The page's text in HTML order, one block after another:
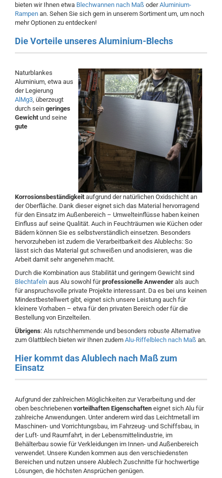
bieten wir Ihnen etwa Blechwannen nach Maß oderAluminium-
Rampen an. Sehen Sie sich gern in unserem Sortiment um, um noch
mehr Optionen zu entdecken!
Die Vorteile unseres Aluminium-Blechs
Naturblankes
Aluminium, etwa aus
der Legierung
AlMg3, überzeugt
durch sein geringes
Gewichtund seine
gute
Korrosionsbeständigkeitaufgrund der natürlichen Oxidschicht an
der Oberfläche. Dank dieser eignet sich das Material hervorragend
für den Einsatz im Außenbereich – Umwelteinflüsse haben keinen
Einfluss auf seine Qualität. Auch in Feuchträumen wie Küchen oder
Bädern können Sie es selbstverständlich einsetzen. Besonders
hervorzuheben ist zudem die Verarbeitbarkeit des Alublechs: So
lässt sich das Material gut schweißen und anodisieren, was die
Arbeit damit sehr angenehm macht.
Durch die Kombination aus Stabilität und geringem Gewicht sind
Blechtafeln aus Alu sowohl fürprofessionelle Anwender als auch
für anspruchsvolle private Projekte interessant. Da es bei uns keinen
Mindestbestellwert gibt, eignet sich unsere Leistung auch für
kleinere Vorhaben – etwa für den privaten Bereich oder für die
Bestellung von Einzelteilen.
Übrigens: Als rutschhemmende und besonders robuste Alternative
zum Glattblech bieten wir Ihnen zudem Alu-Riffelblech nach Maß an.
Hier kommt das Alublech nach Maß zum
Einsatz
Aufgrund der zahlreichen Möglichkeiten zur Verarbeitung und der
oben beschriebenen vorteilhaften Eigenschaften eignet sich Alu für
zahlreiche Anwendungen. Unter anderem wird das Leichtmetall im
Maschinen- und Vorrichtungsbau, im Fahrzeug- und Schiffsbau, in
der Luft- und Raumfahrt, in der Lebensmittelindustrie, im
Behälterbau sowie für Verkleidungen im Innen- und Außenbereich
verwendet. Unsere Kunden kommen aus den verschiedensten
Bereichen und nutzen unsere Alublech Zuschnitte für hochwertige
Lösungen, die höchsten Ansprüchen genügen.